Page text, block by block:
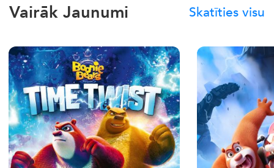
Vairāk Jaunumi Skatīties visu